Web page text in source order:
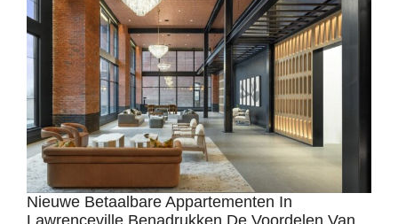
Nieuwe Betaalbare Appartementen In
Lawrenceville Benadrukken De Voordelen Van